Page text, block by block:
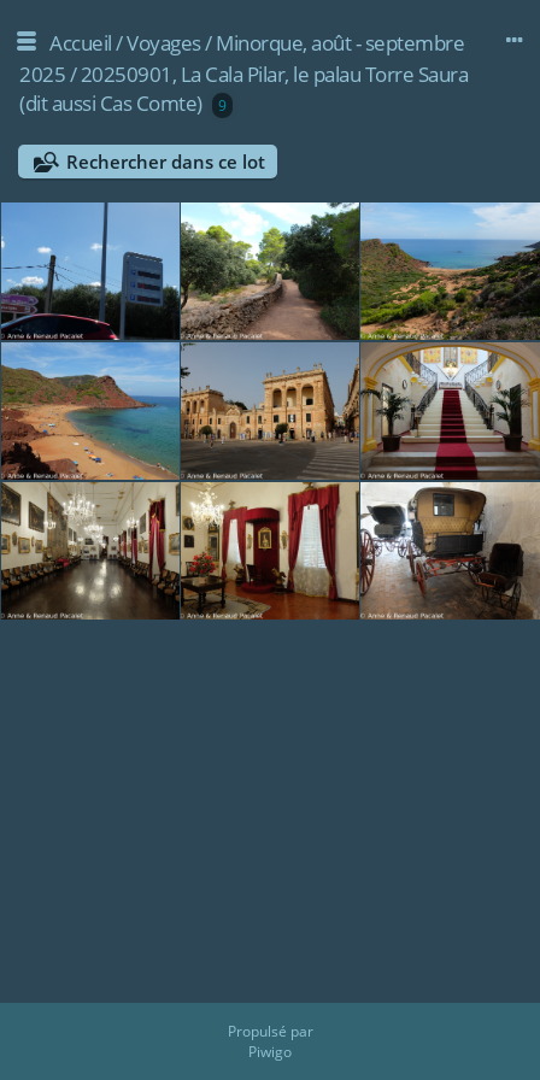
Accueil/Voyages/Minorque, août - septembre
2025/20250901, La Cala Pilar, le palau Torre Saura
(dit aussi Cas Comte)
9
Rechercher dans ce lot
Propulsé par
Piwigo